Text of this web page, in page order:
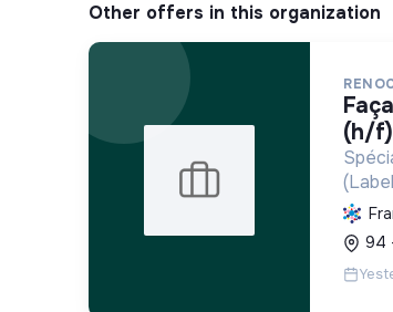
Other offers in this organization
façadier / ouvrier polyvalent
(h/f)
94